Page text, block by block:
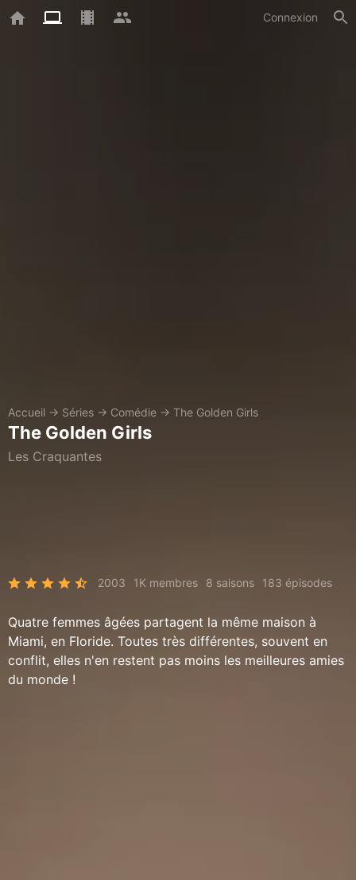
Connexion
Accueil → Séries → Comédie → The Golden Girls
The Golden Girls
Les Craquantes
2003 1K membres 8 saisons 183 épisodes
Quatre femmes âgées partagent la même maison à
Miami, en Floride. Toutes très différentes, souvent en
conflit, elles n'en restent pas moins les meilleures amies
du monde !